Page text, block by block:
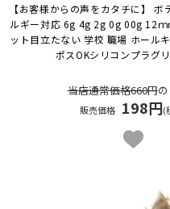
【お客様からの声をカタチに】 ボ
ルギー対応 6g 4g 2g 0g 00g 12ｍ
ット目立たない 学校 職場 ホール
ポスOKシリコンプラグ
当店通常価格660円
販売価格 198円(